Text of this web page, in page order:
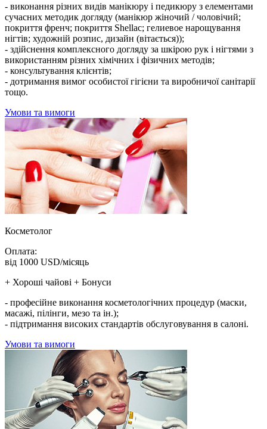
- виконання різних видів манікюру і педикюру з елементами
сучасних методик догляду (манікюр жіночий / чоловічий;
покриття френч; покриття Shellac; гелиевое нарощування
нігтів; художній розпис, дизайн (вітається));
- здійснення комплексного догляду за шкірою рук і нігтями з
використанням різних хімічних і фізичних методів;
- консультування клієнтів;
- дотримання вимог особистої гігієни та виробничої санітарії
тощо.
Умови та вимоги
Косметолог
Оплата:
від 1000 USD/місяць
+ Хороші чайові + Бонуси
- професійне виконання косметологічних процедур (маски,
масажі, пілінги, мезо та ін.);
- підтримання високих стандартів обслуговування в салоні.
Умови та вимоги